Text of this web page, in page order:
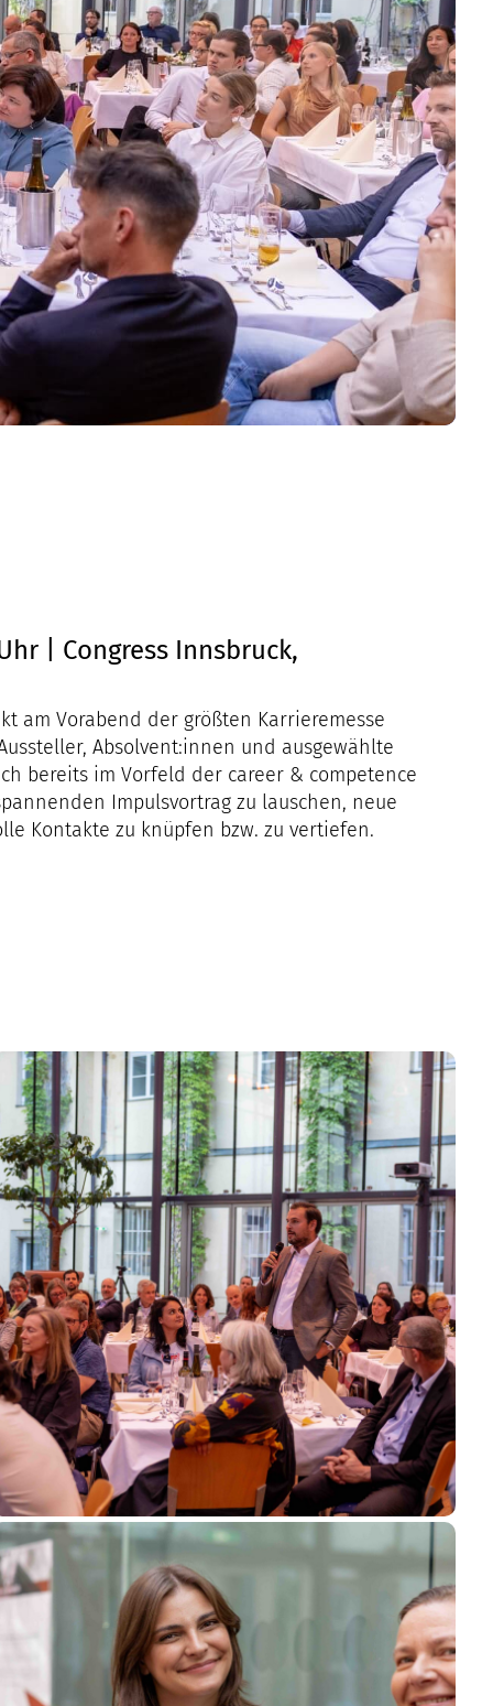
| Congress Innsbruck,
am Vorabend der größten Karrieremesse
Absolvent:innen und ausgewählte
bereits im Vorfeld der career & competence
Impulsvortrag zu lauschen, neue
Kontakte zu knüpfen bzw. zu vertiefen.